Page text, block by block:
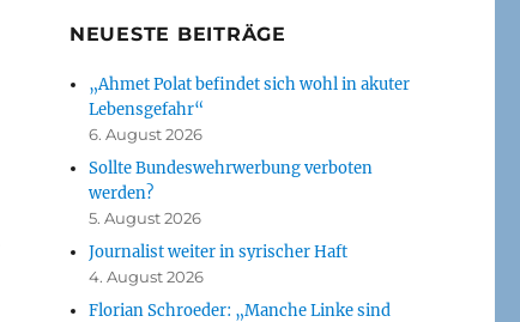
NEUESTE BEITRÄGE
„Ahmet Polat befindet sich wohl in akuter
Lebensgefahr“
6. August 2026
Sollte Bundeswehrwerbung verboten
werden?
5. August 2026
Journalist weiter in syrischer Haft
4. August 2026
Florian Schroeder: „Manche Linke sind